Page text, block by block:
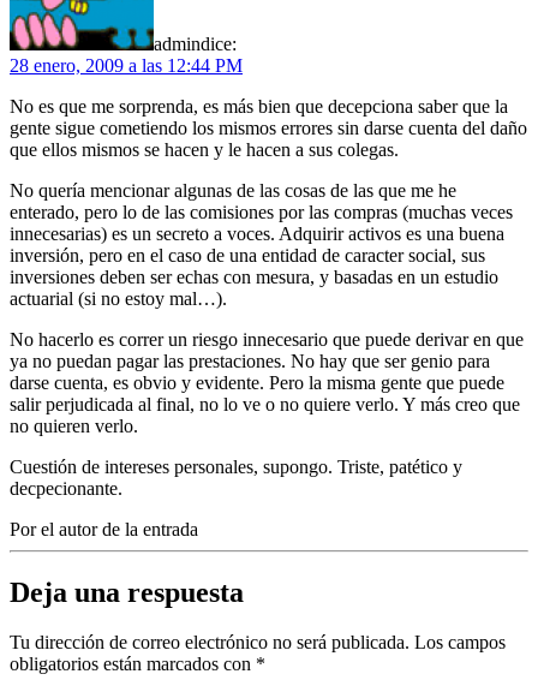
admindice:
28 enero, 2009 a las 12:44 PM
No es que me sorprenda, es más bien que decepciona saber que la
gente sigue cometiendo los mismos errores sin darse cuenta del daño
que ellos mismos se hacen y le hacen a sus colegas.
No quería mencionar algunas de las cosas de las que me he
enterado, pero lo de las comisiones por las compras (muchas veces
innecesarias) es un secreto a voces. Adquirir activos es una buena
inversión, pero en el caso de una entidad de caracter social, sus
inversiones deben ser echas con mesura, y basadas en un estudio
actuarial (si no estoy mal…).
No hacerlo es correr un riesgo innecesario que puede derivar en que
ya no puedan pagar las prestaciones. No hay que ser genio para
darse cuenta, es obvio y evidente. Pero la misma gente que puede
salir perjudicada al final, no lo ve o no quiere verlo. Y más creo que
no quieren verlo.
Cuestión de intereses personales, supongo. Triste, patético y
decpecionante.
Por el autor de la entrada
Deja una respuesta
Tu dirección de correo electrónico no será publicada. Los campos
obligatorios están marcados con *